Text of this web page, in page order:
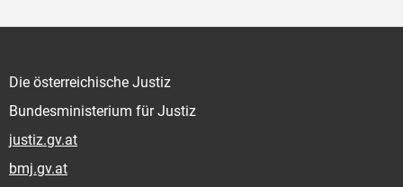
Die österreichische Justiz
Bundesministerium für Justiz
justiz.gv.at
bmj.gv.at